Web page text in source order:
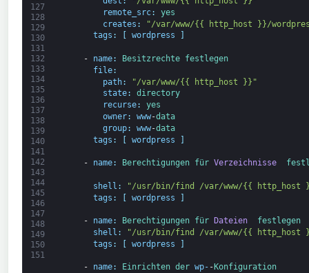
127
128
129
130
131
132
133
134
135
136
137
138
139
140
141
142
143
144
145
146
147
148
149
150
151
remote_src:
yes
creates :
"/var/www/{{ http_host }}/
tags : wordpress
- name: Besitzrechte festlegen
file:
path:
"/var/www/{{ http_host }}"
state:
directory
recurse:
yes
owner: www-data
group: www-data
tags : [ wordpress ]
- name: Berechtigungen für Verzeichnisse
shell :
"/usr/bin/find /var/www/{{ http_host
tags : [ wordpress ]
- name: Berechtigungen für Dateien
festlegen
shell :
"/usr/bin/find /var/www/{{ http_host
tags : [ wordpress ]
- name: Einrichten der wp- - Konfiguration